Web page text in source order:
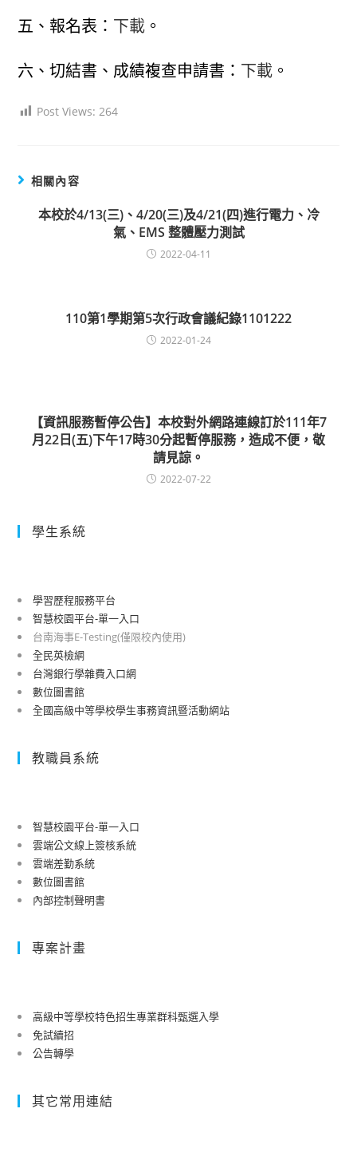
五、報名表： 下載 。
六、切結書、成績複查申請書： 下載 。
Post Views: 264
相關內容
本校於4/13(三)、4/20(三)及4/21(四)進行電力、冷
氣、EMS 整體壓力測試
2022-04-11
110第1學期第5次行政會議紀錄1101222
2022-01-24
【資訊服務暫停公告】本校對外網路連線訂於111年7
月22日(五)下午17時30分起暫停服務，造成不便，敬
請見諒。
2022-07-22
學生系統
學習歷程服務平台
智慧校園平台-單一入口
台南海事E-Testing(僅限校內使用)
全民英檢網
台灣銀行學雜費入口網
數位圖書館
全國高級中等學校學生事務資訊暨活動網站
教職員系統
智慧校園平台-單一入口
雲端公文線上簽核系統
雲端差勤系統
數位圖書館
內部控制聲明書
專案計畫
高級中等學校特色招生專業群科甄選入學
免試續招
公告轉學
其它常用連結